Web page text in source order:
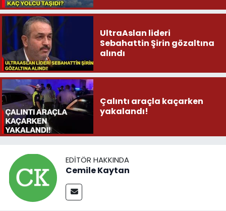
UltraAslan lideri
Sebahattin Şirin gözaltına
alındı
Çalıntı araçla kaçarken
yakalandı!
EDITÖR HAKKINDA
Cemile Kaytan